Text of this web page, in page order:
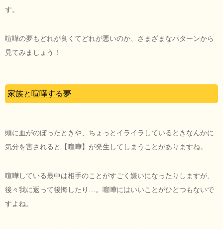
す。
喧嘩の夢もどれが良くてどれが悪いのか、さまざまなパターンから
見てみましょう！
家族と喧嘩する夢
頭に血がのぼったときや、ちょっとイライラしているときなんかに
気分を害されると【喧嘩】が発生してしまうことがありますね。
喧嘩している最中は相手のことがすごく嫌いになったりしますが、
後々我に返って後悔したり…。喧嘩にはいいことがひとつもないで
すよね。